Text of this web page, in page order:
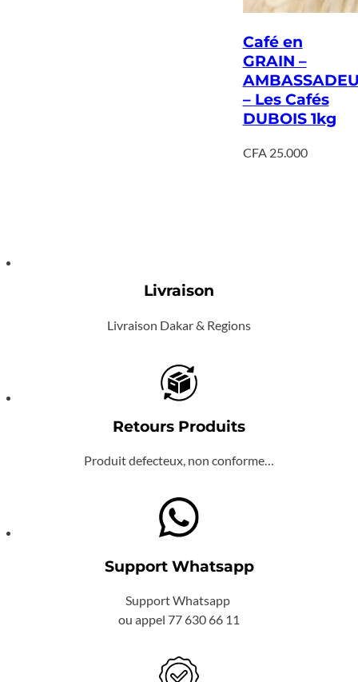
Café en
GRAIN –
– Les Cafés
DUBOIS 1kg
CFA25.000
Livraison
Livraison Dakar & Regions
Retours Produits
Produit defecteux, non conforme…
Support Whatsapp
Support Whatsapp
ou appel 77 630 66 11